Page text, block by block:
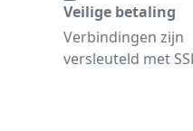
Veilige betaling
Verbindingen zijn
versleuteld met